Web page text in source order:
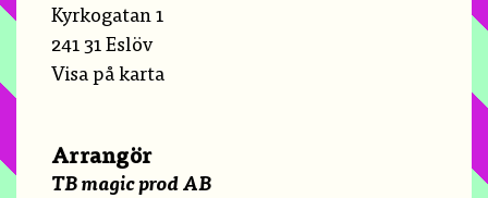
Kyrkogatan 1
241 31 Eslöv
Visa på karta
Arrangör
TB magic prod AB